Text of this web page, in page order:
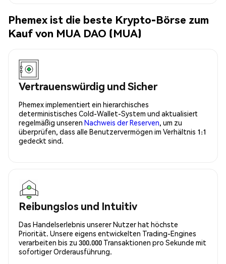
Phemex ist die beste Krypto-Börse zum
Kauf von MUA DAO (MUA)
Vertrauenswürdig und Sicher
Phemex implementiert ein hierarchisches
deterministisches Cold-Wallet-System und aktualisiert
regelmäßig unseren Nachweis der Reserven, um zu
überprüfen, dass alle Benutzervermögen im Verhältnis 1:1
gedeckt sind.
Reibungslos und Intuitiv
Das Handelserlebnis unserer Nutzer hat höchste
Priorität. Unsere eigens entwickelten Trading-Engines
verarbeiten bis zu 300.000 Transaktionen pro Sekunde mit
sofortiger Orderausführung.